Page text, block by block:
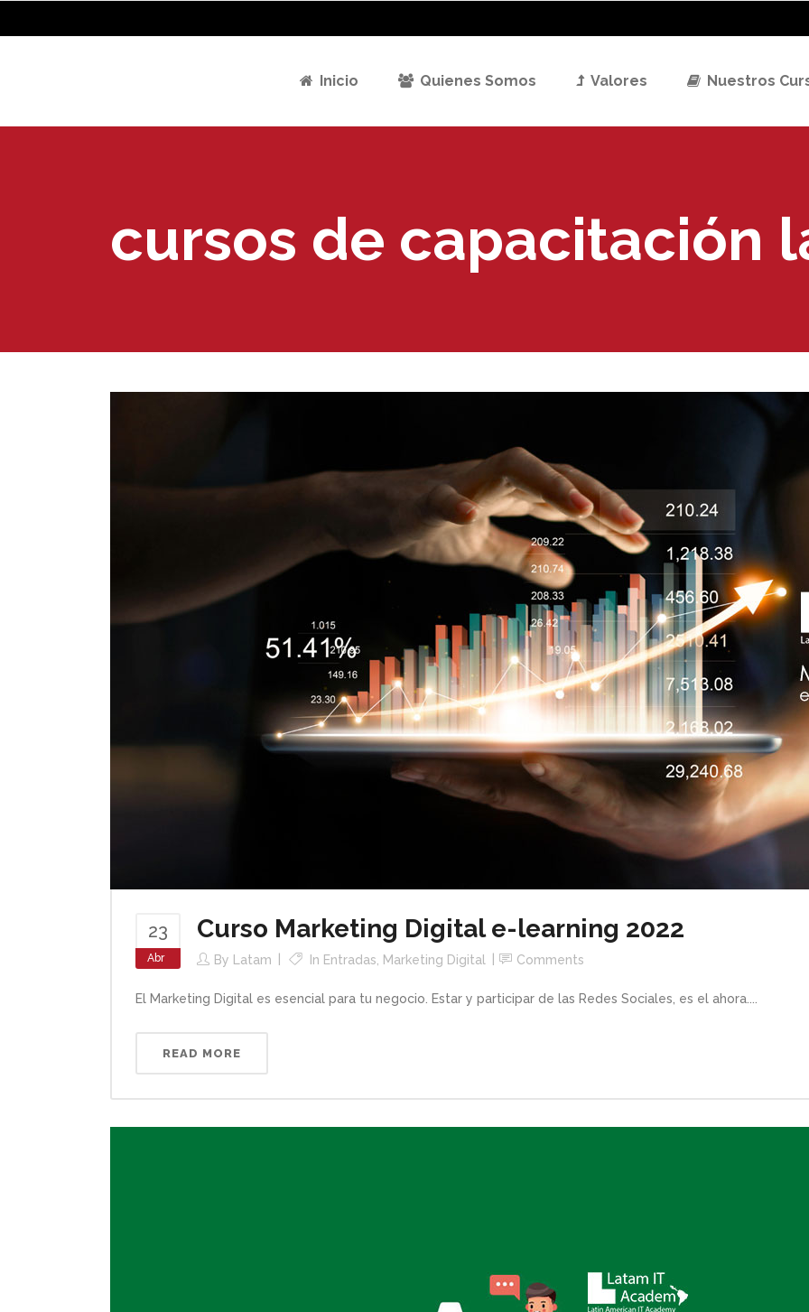
Inicio Quienes Somos Valores Nuestros
cursos de capacitación
23
Abr
Curso Marketing Digital e-learning 2022
By Latam In Entradas Marketing Digital Comments
El Marketing Digital es esencial para tu negocio. Estar y participar de las Redes Sociales, es el ahora....
READ MORE